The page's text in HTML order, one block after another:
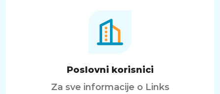
Poslovni korisnici
Za sve informacije o Links